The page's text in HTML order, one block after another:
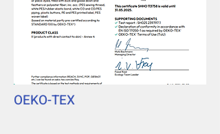
OEKO-TEX